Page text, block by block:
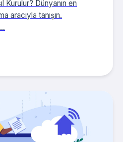
Kurulur? Dünyanın en
aracıyla tanışın.